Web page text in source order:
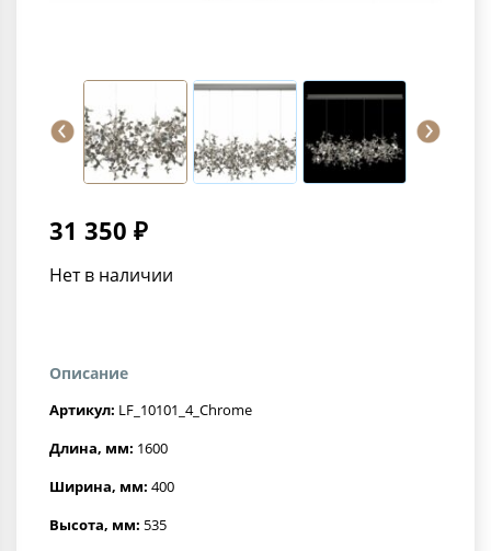
31 350 ₽
Нет в наличии
Описание
Артикул: LF_10101_4_Chrome
Длина, мм: 1600
Ширина, мм: 400
Высота, мм: 535